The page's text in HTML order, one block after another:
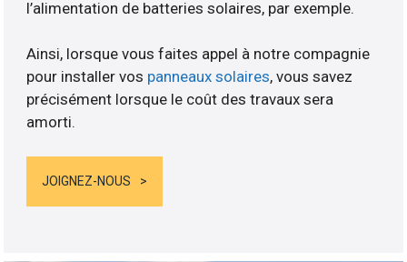
l’alimentation de batteries solaires, par exemple.
Ainsi, lorsque vous faites appel à notre compagnie
pour installer vos panneaux solaires, vous savez
précisément lorsque le coût des travaux sera
amorti.
JOIGNEZ-NOUS